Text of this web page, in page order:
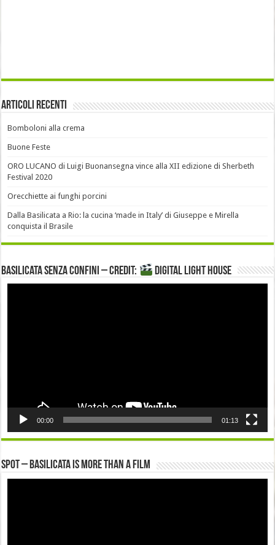
Articoli recenti
Bomboloni alla crema
Buone Feste
ORO LUCANO di Luigi Buonansegna vince alla XII edizione di Sherbeth
Festival 2020
Orecchiette ai funghi porcini
Dalla Basilicata a Rio: la cucina ‘made in Italy’ di Giuseppe e Mirella
conquista il Brasile
Basilicata senza confini – Credit: DIGITAL LIGHT HOUSE
00:00 01:13
Spot – Basilicata is more than a Film